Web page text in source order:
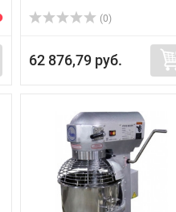
(0)
62 876,79 руб.